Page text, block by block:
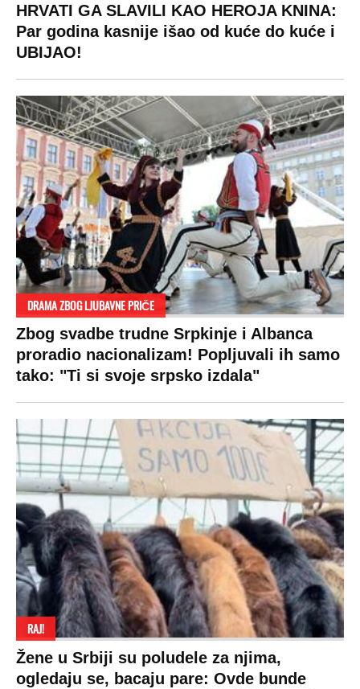
HRVATI GA SLAVILI KAO HEROJA KNINA:
Par godina kasnije išao od kuće do kuće i
UBIJAO!
DRAMA ZBOG LJUBAVNE PRIČE
Zbog svadbe trudne Srpkinje i Albanca
proradio nacionalizam! Popljuvali ih samo
tako: "Ti si svoje srpsko izdala"
RAJ!
Žene u Srbiji su poludele za njima,
ogledaju se, bacaju pare: Ovde bunde